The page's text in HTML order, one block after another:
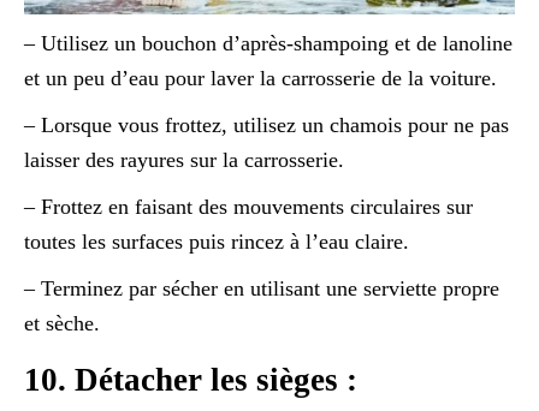
– Utilisez un bouchon d’après-shampoing et de lanoline
et un peu d’eau pour laver la carrosserie de la voiture.
– Lorsque vous frottez, utilisez un chamois pour ne pas
laisser des rayures sur la carrosserie.
– Frottez en faisant des mouvements circulaires sur
toutes les surfaces puis rincez à l’eau claire.
– Terminez par sécher en utilisant une serviette propre
et sèche.
10. Détacher les sièges :